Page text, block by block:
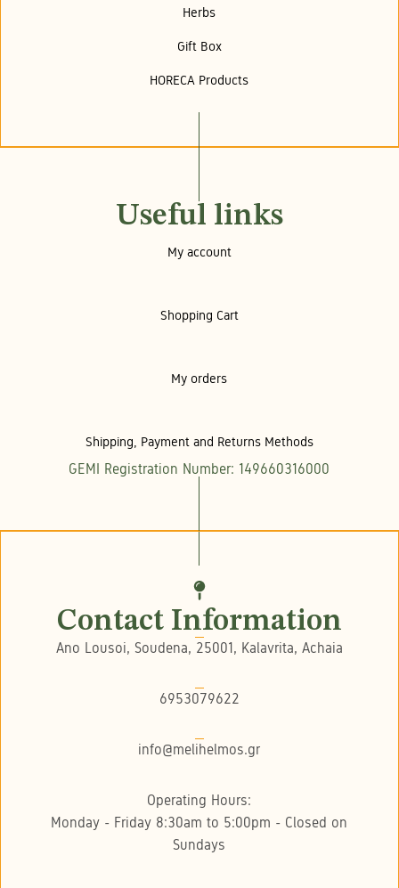
Herbs
Gift Box
HORECA Products
Useful links
My account
Shopping Cart
My orders
Shipping, Payment and Returns Methods
GEMI Registration Number: 149660316000
Contact Information
Ano Lousoi, Soudena, 25001, Kalavrita, Achaia
6953079622
info@melihelmos.gr
Operating Hours:
Monday - Friday 8:30am to 5:00pm - Closed on
Sundays